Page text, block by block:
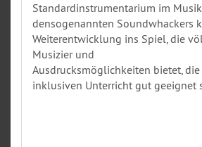
Standardinstrumentarium im
densogenannten Soundwhackers
Weiterentwicklung ins Spiel, die
Musizier und
Ausdrucksmöglichkeiten bietet,
inklusiven Unterricht gut geeignet